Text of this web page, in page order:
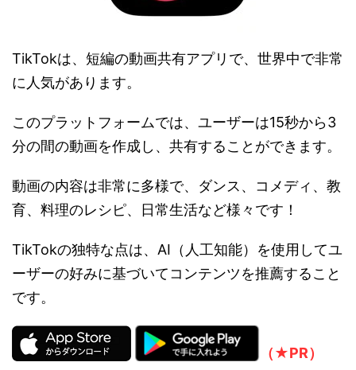
TikTokは、短編の動画共有アプリで、世界中で非常
に人気があります。
このプラットフォームでは、ユーザーは15秒から3
分の間の動画を作成し、共有することができます。
動画の内容は非常に多様で、ダンス、コメディ、教
育、料理のレシピ、日常生活など様々です！
TikTokの独特な点は、AI（人工知能）を使用してユ
ーザーの好みに基づいてコンテンツを推薦すること
です。
（★PR）